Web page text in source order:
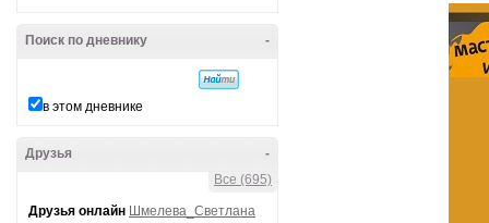
-
Поиск по дневнику
в этом дневнике
-
Друзья
Все (695)
Друзья онлайн Шмелева_Светлана